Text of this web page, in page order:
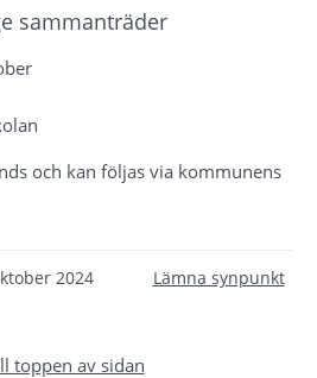
sammanträder
2024 Lämna synpunkt
toppen av sidan